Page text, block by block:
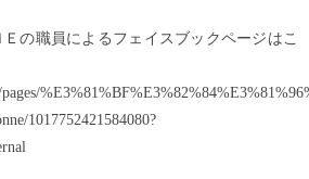
の職員によるフェイスブックページはこ
1017752421584080?